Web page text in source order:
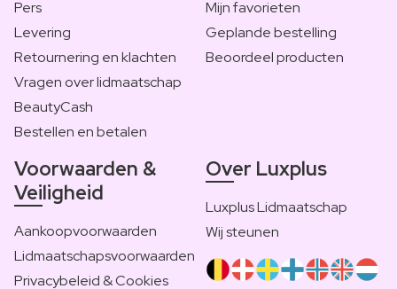
Pers
Levering
Retournering en klachten
Vragen over lidmaatschap
BeautyCash
Bestellen en betalen
Mijn favorieten
Geplande bestelling
Beoordeel producten
Voorwaarden &
Veiligheid
Aankoopvoorwaarden
Lidmaatschapsvoorwaarden
Privacybeleid & Cookies
Over Luxplus
Luxplus Lidmaatschap
Wij steunen